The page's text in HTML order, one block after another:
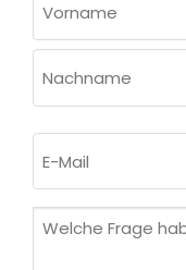
(ERFORDERLICH)
Vorname
Mail
Welche